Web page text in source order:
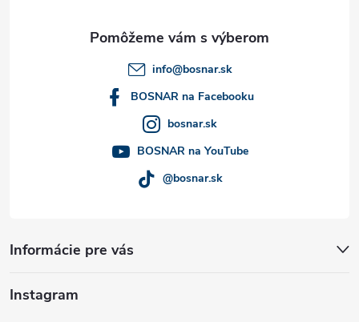
Informácie pre vás
info@bosnar.sk
BOSNAR na Facebooku
bosnar.sk
BOSNAR na YouTube
@bosnar.sk
Instagram